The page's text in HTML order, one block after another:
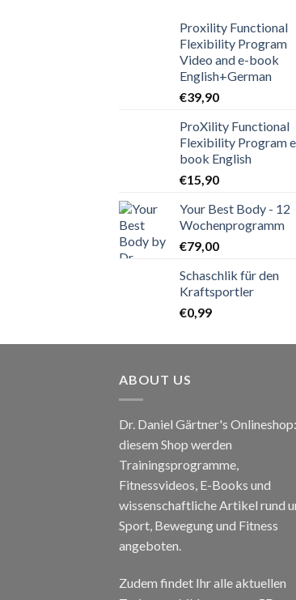
Proxility Functional
Flexibility Program
Video and e-book
English+German
€39,90
ProXility Functional
Flexibility Program
book English
€15,90
Your Best Body - 12
Wochenprogramm
€79,00
Schaschlik für den
Kraftsportler
€0,99
ABOUT US
Dr. Daniel Gärtner's
diesem Shop werden
Trainingsprogramme,
Fitnessvideos, E-Books und
wissenschaftliche Artikel rund
Sport, Bewegung und Fitness
angeboten.
Zudem findet Ihr alle aktuellen